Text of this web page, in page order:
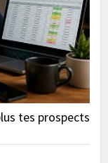
tes prospects